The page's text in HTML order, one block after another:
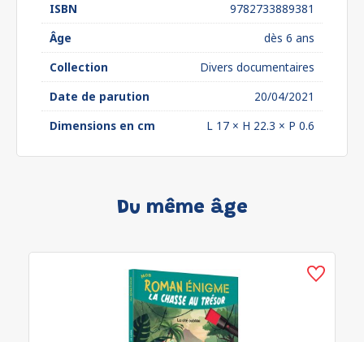
ISBN
9782733889381
Âge
dès 6 ans
Collection
Divers documentaires
Date de parution
20/04/2021
Dimensions en cm
L 17 × H 22.3 × P 0.6
Du même âge